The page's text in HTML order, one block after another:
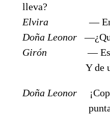
lleva?
Elvira —
Doña Leonor
Girón — Estas
Y de un
Doña Leonor
puntas de